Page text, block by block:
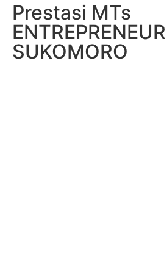
Prestasi MTs
SUKOMORO